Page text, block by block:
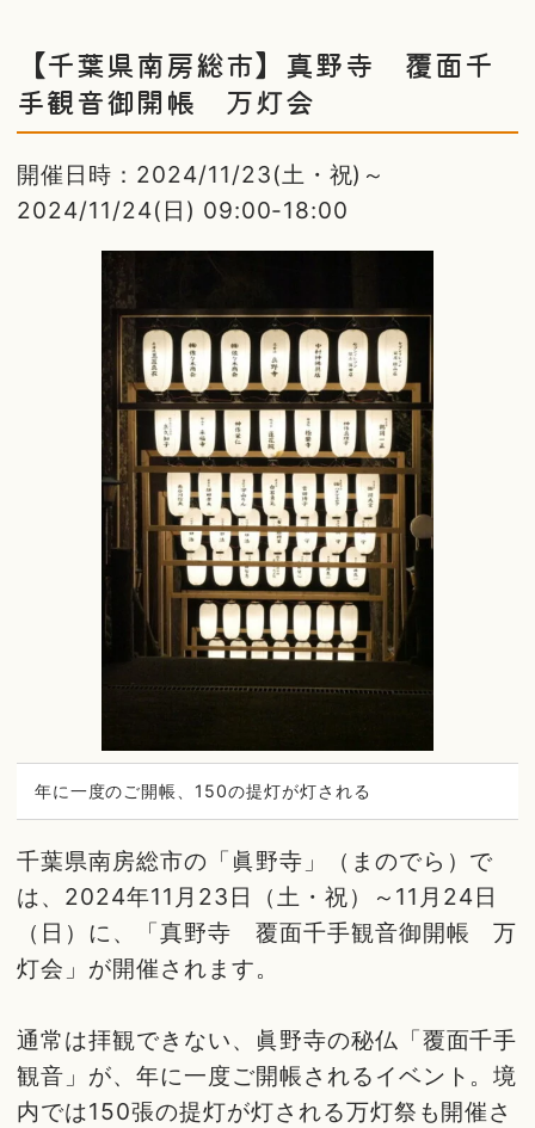
【千葉県南房総市】真野寺 覆面千
手観音御開帳 万灯会
開催日時：2024/11/23(土・祝)～
2024/11/24(日) 09:00-18:00
年に一度のご開帳、150の提灯が灯される
千葉県南房総市の「眞野寺」（まのでら）で
は、2024年11月23日（土・祝）～11月24日
（日）に、「真野寺 覆面千手観音御開帳 万
灯会」が開催されます。
通常は拝観できない、眞野寺の秘仏「覆面千手
観音」が、年に一度ご開帳されるイベント。境
内では150張の提灯が灯される万灯祭も開催さ